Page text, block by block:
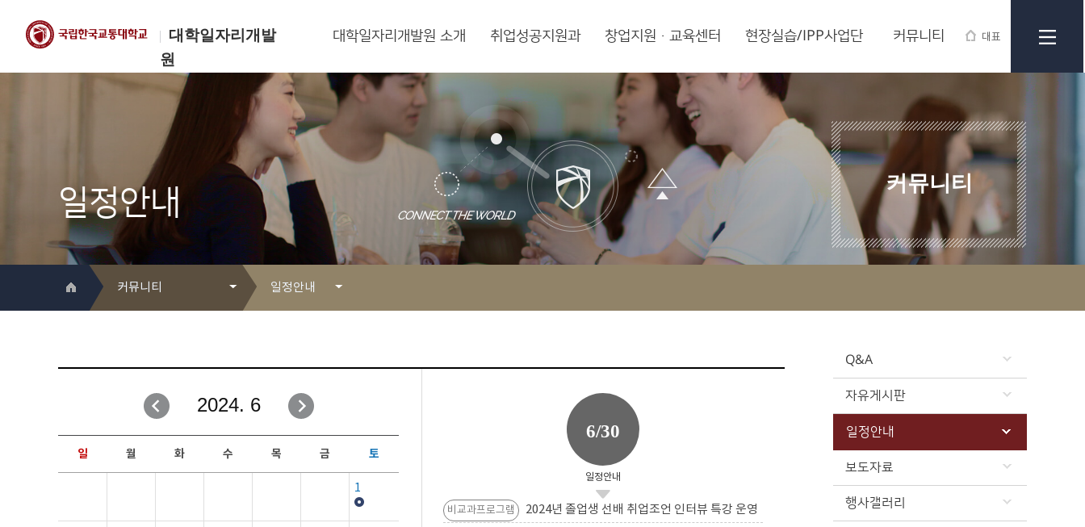
대학일자리개발
원
대표
한국교통대학교
대학일자리개발원
대학일자리개발원 소개 취업성공지원과 창업지원·교육센터 현장실습/IPP사업단 커뮤니티
일정안내
커뮤니티
커뮤니티
취업성공지원과
창업지원·교육센터
현장실습/IPP사업단
커뮤니티
일정안내
자유게시판
일정안내
보도자료
행사갤러리
Q&A
자유게시판
일정안내
보도자료
행사갤러리
2024. 6
일 월 화 수 목 금 토
1
6/30
일정안내
비교과프로그램 2024년 졸업생 선배 취업조언 인터뷰 특강 운영